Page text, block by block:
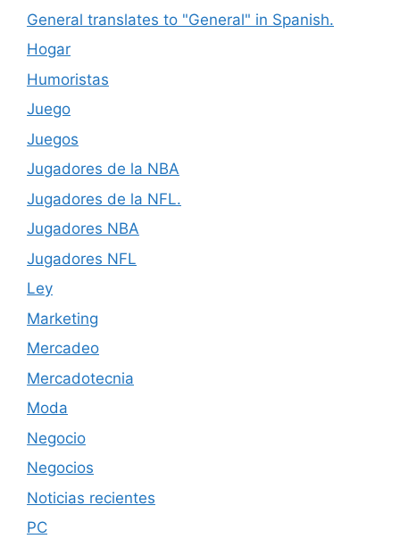
General translates to "General" in Spanish.
Hogar
Humoristas
Juego
Juegos
Jugadores de la NBA
Jugadores de la NFL.
Jugadores NBA
Jugadores NFL
Ley
Marketing
Mercadeo
Mercadotecnia
Moda
Negocio
Negocios
Noticias recientes
PC